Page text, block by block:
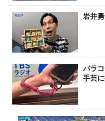
岩井
パラ
手芸